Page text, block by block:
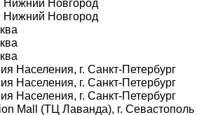
Нижний Новгород
Нижний Новгород
Населения, г. Санкт-Петербург
Населения, г. Санкт-Петербург
Населения, г. Санкт-Петербург
Mall (ТЦ Лаванда), г. Севастополь